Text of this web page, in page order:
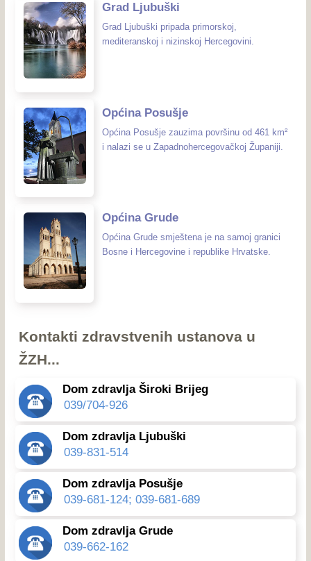
Grad Ljubuški
Grad Ljubuški pripada primorskoj,
mediteranskoj i nizinskoj Hercegovini.
Općina Posušje
Općina Posušje zauzima površinu od 461 km²
i nalazi se u Zapadnohercegovačkoj Županiji.
Općina Grude
Općina Grude smještena je na samoj granici
Bosne i Hercegovine i republike Hrvatske.
Kontakti zdravstvenih ustanova u
ŽZH...
Dom zdravlja Široki Brijeg
039/704-926
Dom zdravlja Ljubuški
039-831-514
Dom zdravlja Posušje
039-681-124; 039-681-689
Dom zdravlja Grude
039-662-162